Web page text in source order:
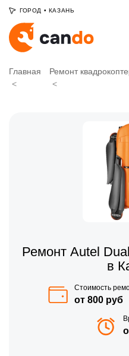
ГОРОД • КАЗАНЬ
Главная Ремонт
Ремонт Autel
в
Стоимость
от 800 руб